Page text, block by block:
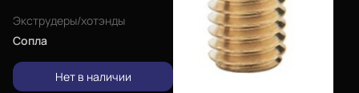
Экструдеры/хотэнды
Сопла
Нет в наличии